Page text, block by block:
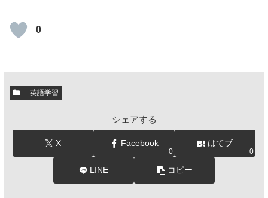
0
英語学習
シェアする
X Facebook
0
はてブ
0
LINE コピー